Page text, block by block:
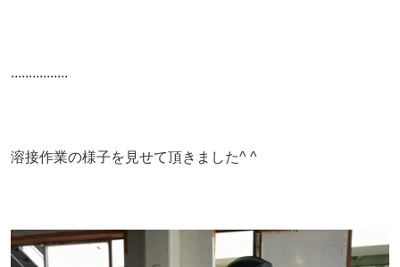
................
溶接作業の様子を見せて頂きました^ ^